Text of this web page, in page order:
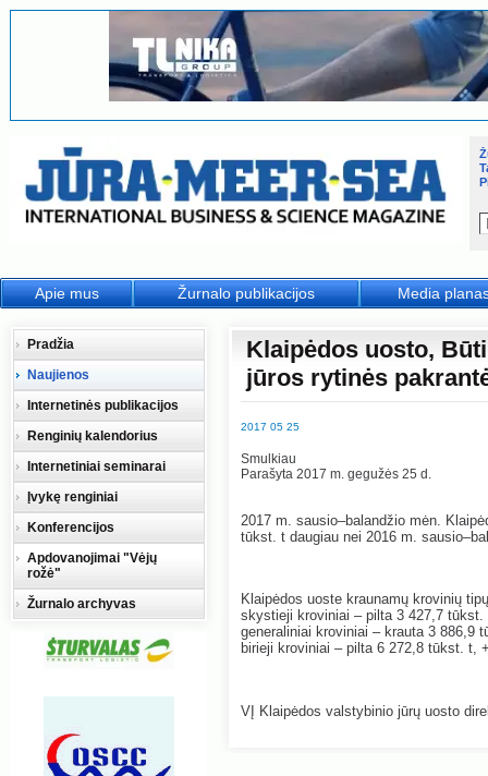
Klaipėdos uosto,
jūros rytinės
2017 05 25
Smulkiau
Parašyta 2017 m. gegužės 25 d.
2017 m. sausio–balandžio mėn.
tūkst. t daugiau nei 2016 m.
Klaipėdos uoste kraunamų krovinių
skystieji kroviniai – pilta 3 427,7
generaliniai kroviniai – krauta 3 886,9
birieji kroviniai – pilta 6 272,8 tūkst. t,
VĮ Klaipėdos valstybinio jūrų uosto
Pradžia
Naujienos
Internetinės publikacijos
Renginių kalendorius
Internetiniai seminarai
Įvykę renginiai
Konferencijos
Apdovanojimai "Vėjų
rožė"
Žurnalo archyvas
Apie mus Žurnalo publikacijos Media